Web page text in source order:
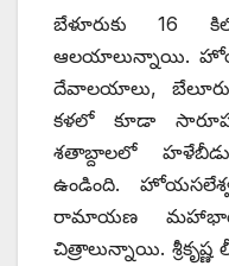
బేళూరుకు 16
ఆలయాలున్నాయి.
దేవాలయాలు,
కళలో కూడా
శతాబ్దాలలో
ఉండింది.
రామాయణ మహాభారత
చిత్రాలున్నాయి. శ్రీకృష్ణ